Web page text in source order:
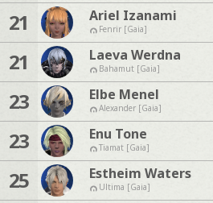
21 Ariel Izanami
Fenrir [Gaia]
21 Laeva Werdna
Bahamut [Gaia]
23 Elbe Menel
Alexander [Gaia]
23 Enu Tone
Tiamat [Gaia]
25 Estheim Waters
Ultima [Gaia]